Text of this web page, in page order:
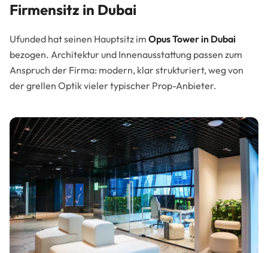
Firmensitz in Dubai
Ufunded hat seinen Hauptsitz im Opus Tower in Dubai
bezogen. Architektur und Innenausstattung passen zum
Anspruch der Firma: modern, klar strukturiert, weg von
der grellen Optik vieler typischer Prop-Anbieter.